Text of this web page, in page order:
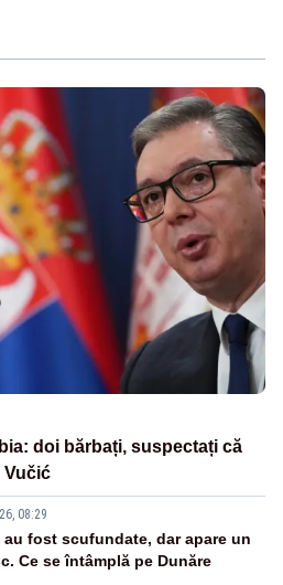
doi bărbați, suspectați că
Vučić
08:29
au fost scufundate, dar apare un
Ce se întâmplă pe Dunăre